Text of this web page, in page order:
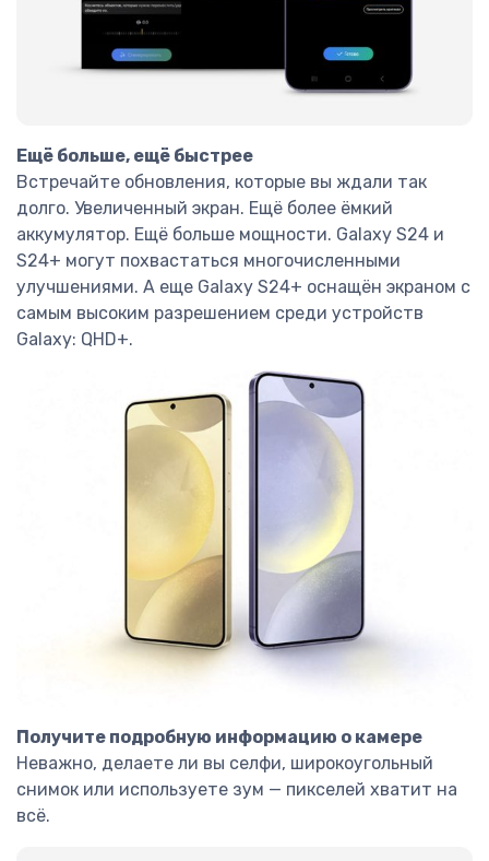
Ещё больше, ещё быстрее
Встречайте обновления, которые вы ждали так
долго. Увеличенный экран. Ещё более ёмкий
аккумулятор. Ещё больше мощности. Galaxy S24 и
S24+ могут похвастаться многочисленными
улучшениями. А еще Galaxy S24+ оснащён экраном с
самым высоким разрешением среди устройств
Galaxy: QHD+.
Получите подробную информацию о камере
Неважно, делаете ли вы селфи, широкоугольный
снимок или используете зум — пикселей хватит на
всё.